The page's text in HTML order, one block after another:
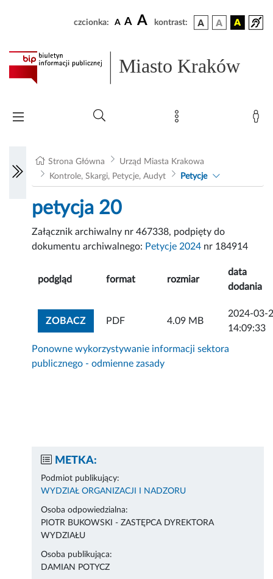
czcionka: A A A kontrast:
Miasto Kraków
Strona Główna
Urząd Miasta Krakowa
Kontrole, Skargi, Petycje, Audyt
Petycje
petycja 20
Załącznik archiwalny nr 467338, podpięty do
dokumentu archiwalnego: Petycje 2024 nr 184914
podgląd format rozmiar
data
dodania
ZOBACZZOBACZ ZAŁĄCZNIK
PDF 4.09 MB
2024-03-
14:09:33
Ponowne wykorzystywanie informacji sektora
publicznego - odmienne zasady
METKA:
Podmiot publikujący:
WYDZIAŁ ORGANIZACJI I NADZORU
Osoba odpowiedzialna:
PIOTR BUKOWSKI - ZASTĘPCA DYREKTORA
WYDZIAŁU
Osoba publikująca:
DAMIAN POTYCZ